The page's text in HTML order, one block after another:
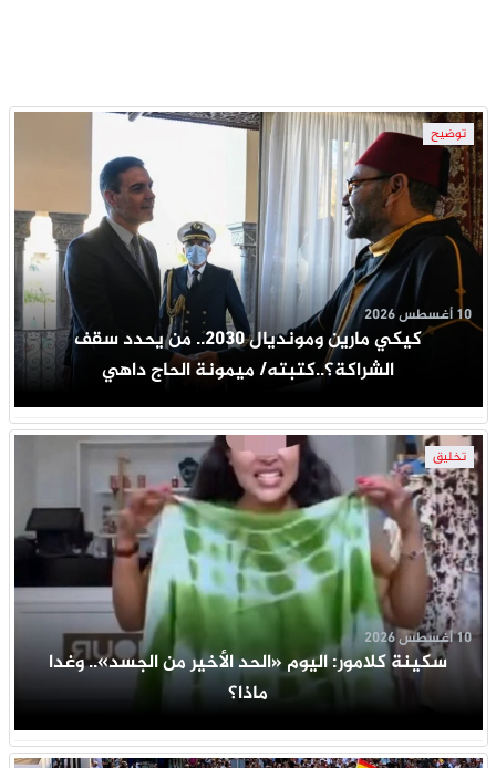
توضيح
كيكي مارين ومونديال 2030.. من يحدد سقف
الشراكة؟..كتبته/ ميمونة الحاج داهي
10 أغسطس 2026
تخليق
سكينة كلامور: اليوم «الحد الأخير من الجسد».. وغدا
ماذا؟
10 أغسطس 2026